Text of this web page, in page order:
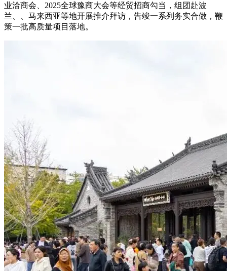
业洽商会、2025全球豫商大会等经贸招商勾当，组团赴波
兰、、马来西亚等地开展推介拜访，告竣一系列务实合做，鞭
策一批高质量项目落地。